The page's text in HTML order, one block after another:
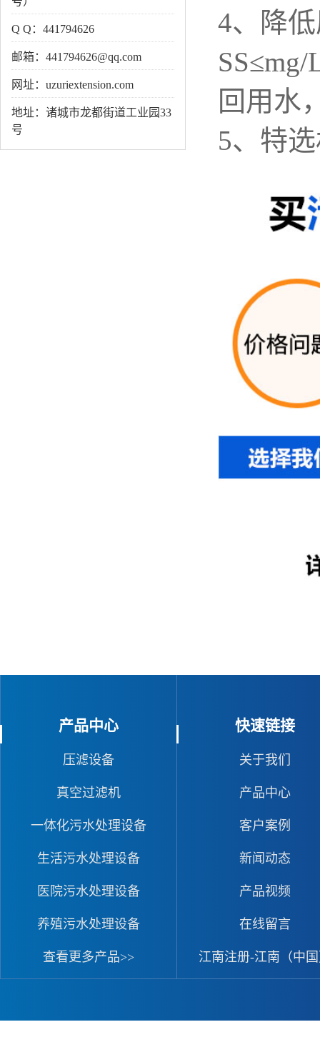
Q Q：441794626
邮箱：441794626@qq.com
网址：uzuriextension.com
地址：诸城市龙都街道工业园33
号
4、降
回用水
5、特
产品中心
压滤设备
真空过滤机
一体化污水处理设备
生活污水处理设备
医院污水处理设备
养殖污水处理设备
查看更多产品>>
快速链接
关于我们
产品中心
客户案例
新闻动态
产品视频
在线留言
江南注册-江南（中